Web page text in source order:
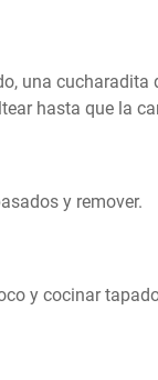
una cucharadita
hasta que la
y remover.
y cocinar